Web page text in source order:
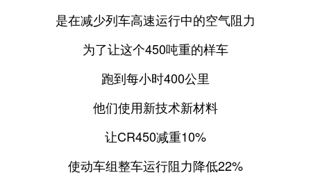
是在减少列车高速运行中的空气阻力
为了让这个450吨重的样车
跑到每小时400公里
他们使用新技术新材料
让CR450减重10%
使动车组整车运行阻力降低22%